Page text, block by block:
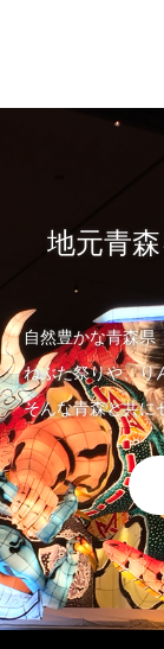
地元青
自然豊かな青森県
ねぶた祭りや、り
そんな青森と共に